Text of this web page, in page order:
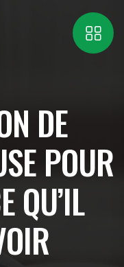
DE
POUR
QU’IL